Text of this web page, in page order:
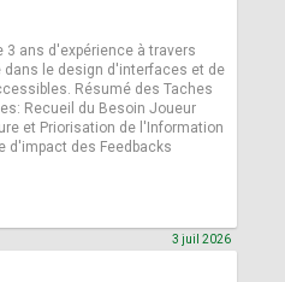
3 ans d'expérience à travers
dans le design d'interfaces et de
Résumé des Taches
Recueil du Besoin Joueur
et Priorisation de l'Information
d'impact des Feedbacks
3 juil 2026